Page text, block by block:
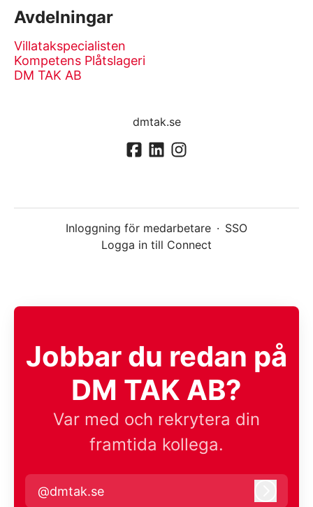
Avdelningar
Villatakspecialisten
Kompetens Plåtslageri
DM TAK AB
dmtak.se
Inloggning för medarbetare · SSO
Logga in till Connect
Jobbar du redan på
DM TAK AB?
Var med och rekrytera din
framtida kollega.
@dmtak.se